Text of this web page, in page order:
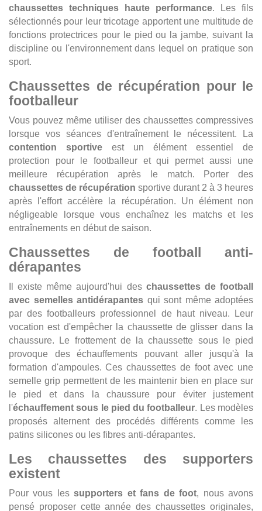
chaussettes techniques haute performance. Les fils
sélectionnés pour leur tricotage apportent une multitude de
fonctions protectrices pour le pied ou la jambe, suivant la
discipline ou l'environnement dans lequel on pratique son
sport.
Chaussettes de récupération pour le
footballeur
Vous pouvez même utiliser des chaussettes compressives
lorsque vos séances d'entraînement le nécessitent. La
contention sportive est un élément essentiel de
protection pour le footballeur et qui permet aussi une
meilleure récupération après le match. Porter des
chaussettes de récupération sportive durant 2 à 3 heures
après l'effort accélère la récupération. Un élément non
négligeable lorsque vous enchaînez les matchs et les
entraînements en début de saison.
Chaussettes de football anti-
dérapantes
Il existe même aujourd'hui des chaussettes de football
avec semelles antidérapantes qui sont même adoptées
par des footballeurs professionnel de haut niveau. Leur
vocation est d'empêcher la chaussette de glisser dans la
chaussure. Le frottement de la chaussette sous le pied
provoque des échauffements pouvant aller jusqu'à la
formation d'ampoules. Ces chaussettes de foot avec une
semelle grip permettent de les maintenir bien en place sur
le pied et dans la chaussure pour éviter justement
l'échauffement sous le pied du footballeur. Les modèles
proposés alternent des procédés différents comme les
patins silicones ou les fibres anti-dérapantes.
Les chaussettes des supporters
existent
Pour vous lessupporters et fans de foot, nous avons
pensé proposer cette année des chaussettes originales,